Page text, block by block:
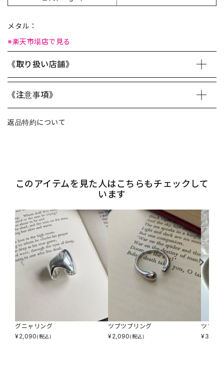
メタル：
※楽天市場店で見る
《取り扱い店舗》
《注意事項》
返品特約について
このアイテムを見た人はこちらもチェックして
います
グニャリング
¥2,090(税込)
ツブツブリング
¥2,090(税込)
ツブツ
¥3,190